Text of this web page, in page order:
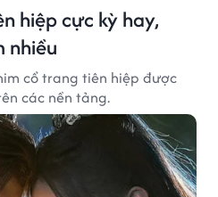
hiệp cực kỳ hay,
nhiều
cổ trang tiên hiệp được
các nền tảng.